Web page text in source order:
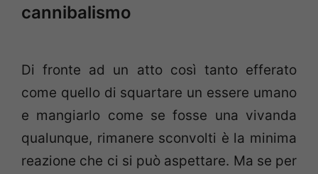
cannibalismo
Di fronte ad un atto così tanto efferato
come quello di squartare un essere umano
e mangiarlo come se fosse una vivanda
qualunque, rimanere sconvolti è la minima
reazione che ci si può aspettare. Ma se per